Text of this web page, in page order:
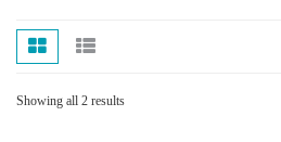
ปากกาตั้งโต๊ะ
บทความ
Showing all 2 results